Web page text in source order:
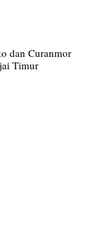
dan Curanmor
Timur